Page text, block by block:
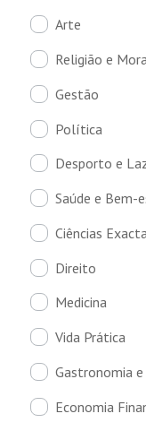
Arte
Religião e
Gestão
Política
Desporto e
Saúde e Bem-
Ciências
Direito
Medicina
Vida Prática
Gastronomia e
Economia